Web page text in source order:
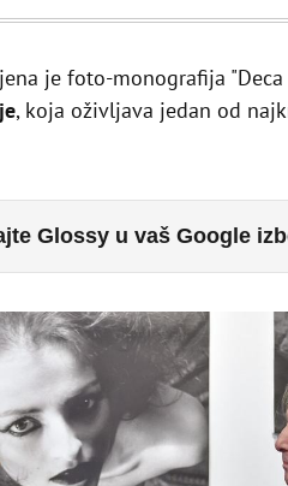
je foto-monografija
, koja oživljava jedan od
Glossy u vaš Google